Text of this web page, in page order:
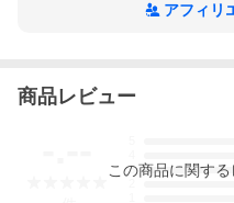
アフィリ
商品レビュー
3
この商品に関す